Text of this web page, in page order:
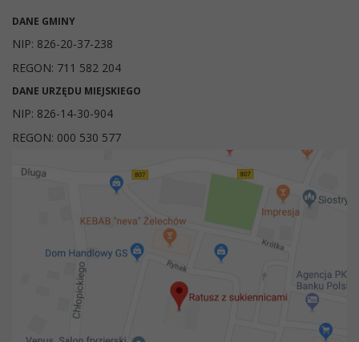
DANE GMINY
NIP: 826-20-37-238
REGON: 711 582 204
DANE URZĘDU MIEJSKIEGO
NIP: 826-14-30-904
REGON: 000 530 577